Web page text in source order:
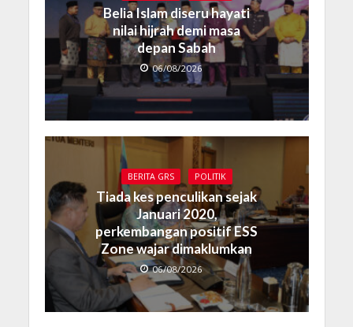
Belia Islam diseru hayati
nilai hijrah demi masa
depan Sabah
06/08/2026
BERITA GRS POLITIK
Tiada kes penculikan sejak
Januari 2020,
perkembangan positif ESS
Zone wajar dimaklumkan
06/08/2026